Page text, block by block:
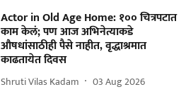
Actor in Old Age Home: १०० चित्रपटात
काम केलं; पण आज अभिनेत्याकडे
औषधांसाठीही पैसे नाहीत, वृद्धाश्रमात
काढतायेत दिवस
Shruti Vilas Kadam 03 Aug 2026